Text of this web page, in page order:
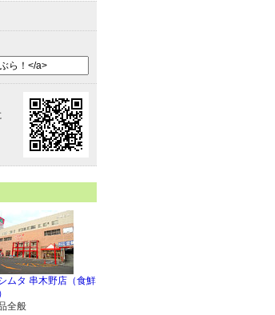
ムタ 串木野店（食鮮
全般